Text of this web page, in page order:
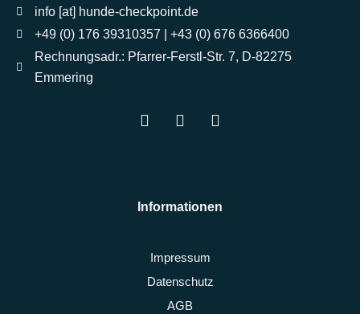
info [at] hunde-checkpoint.de
+49 (0) 176 39310357 | +43 (0) 676 6366400
Rechnungsadr.: Pfarrer-Ferstl-Str. 7, D-82275
Emmering
Informationen
Impressum
Datenschutz
AGB